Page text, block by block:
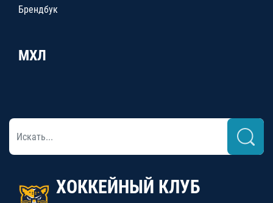
Брендбук
МХЛ
ХОККЕЙНЫЙ КЛУБ